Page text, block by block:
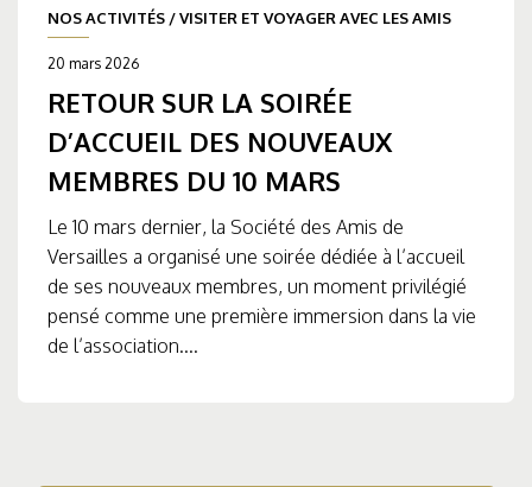
NOS ACTIVITÉS /VISITER ET VOYAGER AVEC LES AMIS
20 mars 2026
RETOUR SUR LA SOIRÉE
D’ACCUEIL DES NOUVEAUX
MEMBRES DU 10 MARS
Le 10 mars dernier, la Société des Amis de
Versailles a organisé une soirée dédiée à l’accueil
de ses nouveaux membres, un moment privilégié
pensé comme une première immersion dans la vie
de l’association....